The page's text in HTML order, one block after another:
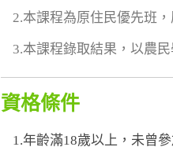
2.本課程為原住民優先班
3.本課程錄取結果，以農
資格條件
1.年齡滿18歲以上，未曾